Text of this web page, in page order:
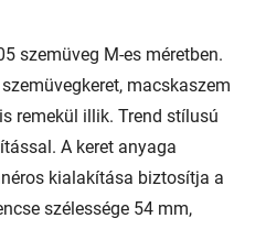
szemüveg M-es méretben.
macskaszem
remekül illik. Trend stílusú
A keret anyaga
kialakítása biztosítja a
szélessége 54 mm,